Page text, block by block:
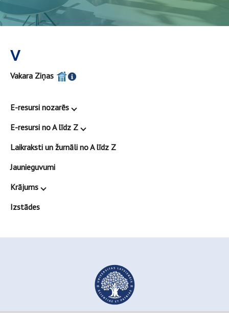
V
Vakara Ziņas
E-resursi nozarēs
E-resursi no A līdz Z
Laikraksti un žurnāli no A līdz Z
Jaunieguvumi
Krājums
Izstādes